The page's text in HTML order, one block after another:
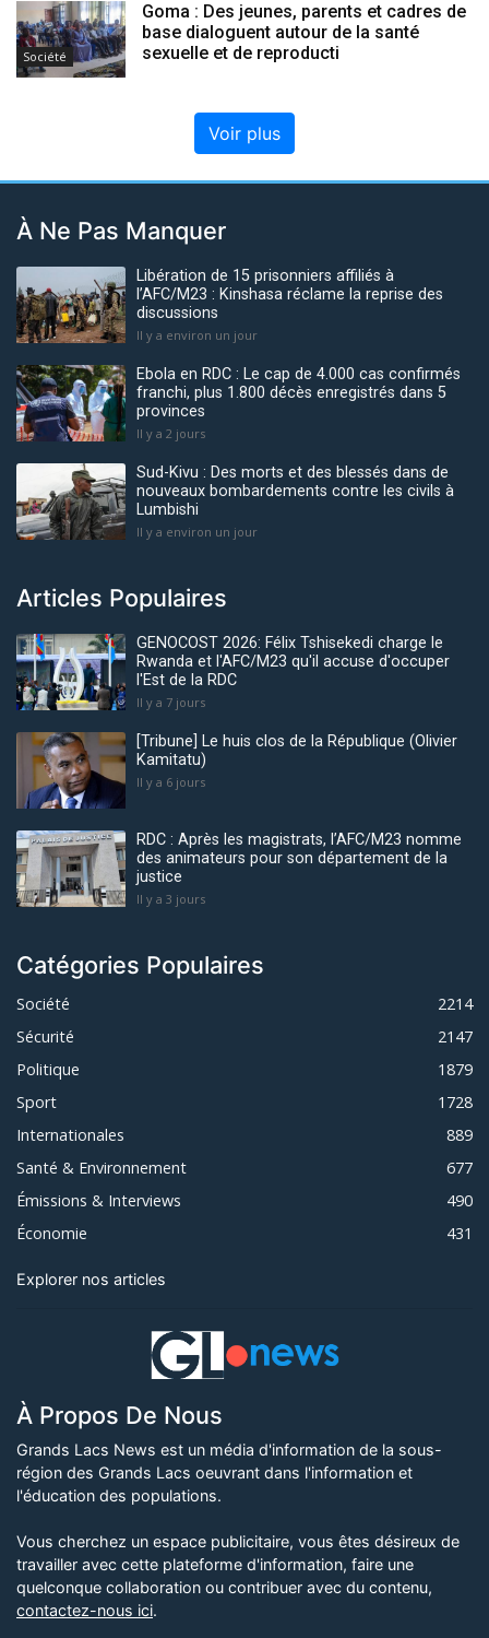
Société
Goma : Des jeunes, parents et cadres de
base dialoguent autour de la santé
sexuelle et de reproducti
Voir plus
À Ne Pas Manquer
Libération de 15 prisonniers affiliés à
l’AFC/M23 : Kinshasa réclame la reprise des
discussions
Il y a environ un jour
Ebola en RDC : Le cap de 4.000 cas confirmés
franchi, plus 1.800 décès enregistrés dans 5
provinces
Il y a 2 jours
Sud-Kivu : Des morts et des blessés dans de
nouveaux bombardements contre les civils à
Lumbishi
Il y a environ un jour
Articles Populaires
GENOCOST 2026: Félix Tshisekedi charge le
Rwanda et l'AFC/M23 qu'il accuse d'occuper
l'Est de la RDC
Il y a 7 jours
[Tribune] Le huis clos de la République (Olivier
Kamitatu)
Il y a 6 jours
RDC : Après les magistrats, l’AFC/M23 nomme
des animateurs pour son département de la
justice
Il y a 3 jours
Catégories Populaires
Société
2214
Sécurité
2147
Politique
1879
Sport
1728
Internationales
889
Santé & Environnement
677
Émissions & Interviews
490
Économie
431
Explorer nos articles
À Propos De Nous
Grands Lacs News est un média d'information de la sous-
région des Grands Lacs oeuvrant dans l'information et
l'éducation des populations.
Vous cherchez un espace publicitaire, vous êtes désireux de
travailler avec cette plateforme d'information, faire une
quelconque collaboration ou contribuer avec du contenu,
contactez-nous ici.